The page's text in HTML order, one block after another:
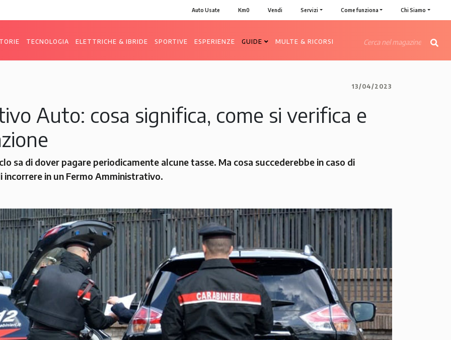
13/04/2023
Auto: cosa significa, come si verifica e
sa di dover pagare periodicamente alcune tasse. Ma cosa succederebbe in caso di
incorrere in un Fermo Amministrativo.
Auto Usate Km0 Vendi Servizi Come funziona Chi Siamo
TECNOLOGIA ELETTRICHE & IBRIDE SPORTIVE ESPERIENZE GUIDE MULTE & RICORSI